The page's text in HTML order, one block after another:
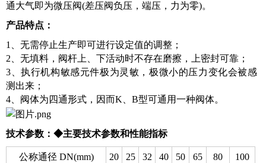
通大气即为微压阀(差压阀负压，端压，力为零)。
产品特点：
1、无需停止生产即可进行设定值的调整；
2、无填料，阀杆上、下活动时不存在磨擦，上密封可靠；
3、执行机构敏感元件极为灵敏，极微小的压力变化会被感
测出来；
4、阀体为四通形式，因而K、B型可通用一种阀体。
技术参数： ◆主要技术参数和性能指标
公称通径 DN(mm) 20 25 32 40 50 65 80 100